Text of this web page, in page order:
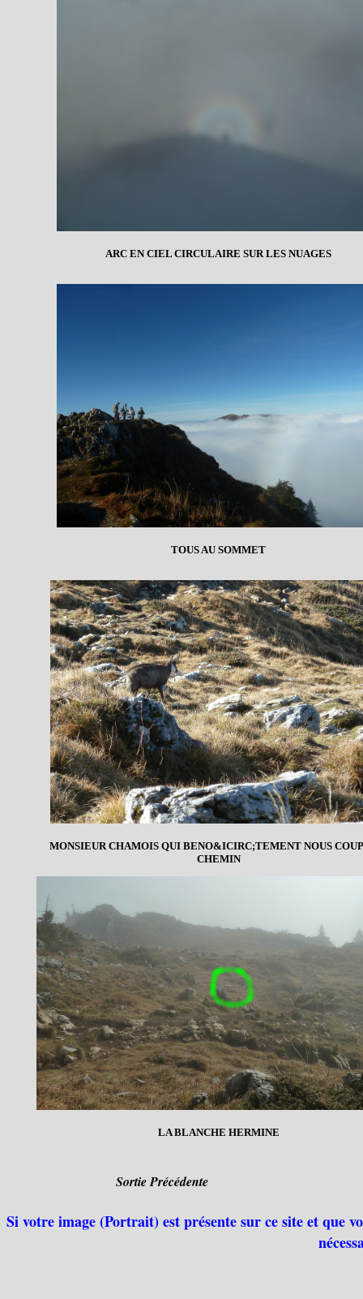
ARC EN CIEL CIRCULAIRE SUR LES NUAGES
TOUS AU SOMMET
MONSIEUR CHAMOIS QUI BENO&ICIRC;TEMENT NOUS
CHEMIN
LA BLANCHE HERMINE
Sortie Précédente
Si votre image (Portrait) est présente sur ce site et que